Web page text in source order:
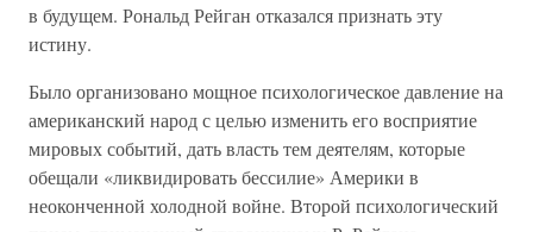
в будущем. Рональд Рейган отказался признать эту
истину.
Было организовано мощное психологическое давление на
американский народ с целью изменить его восприятие
мировых событий, дать власть тем деятелям, которые
обещали «ликвидировать бессилие» Америки в
неоконченной холодной войне. Второй психологический